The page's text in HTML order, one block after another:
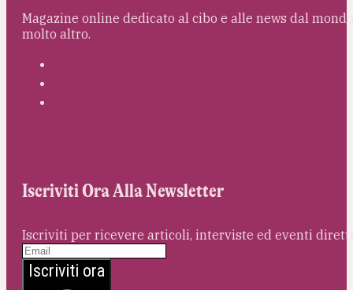
Magazine online dedicato al cibo e alle news dal
molto altro.
Iscriviti Ora Alla Newsletter
Iscriviti per ricevere articoli, interviste ed eventi
Iscriviti ora